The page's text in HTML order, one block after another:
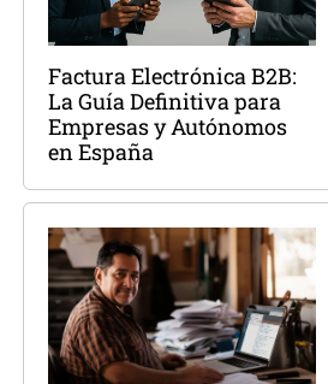
Factura Electrónica B2B:
La Guía Definitiva para
Empresas y Autónomos
en España